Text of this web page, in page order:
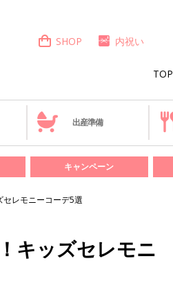
TOP
SHOP 内祝い
出産準備
キャンペーン
セレモニーコーデ5選
キッズセレモニ